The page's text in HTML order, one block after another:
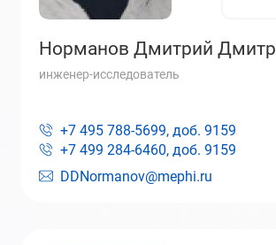
Норманов Дмитрий
инженер-исследователь
DDNormanov@mephi.ru
+7 495 788-5699, доб. 9159
+7 499 284-6460, доб. 9159